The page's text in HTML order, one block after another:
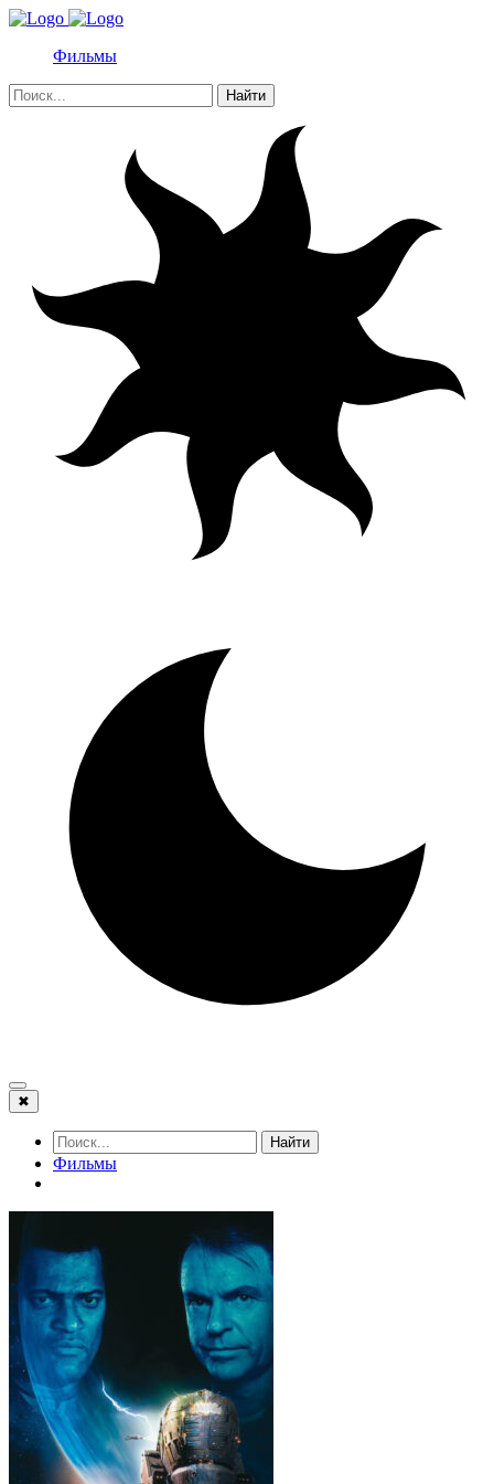
Фильмы
Найти
✖
Найти
Фильмы